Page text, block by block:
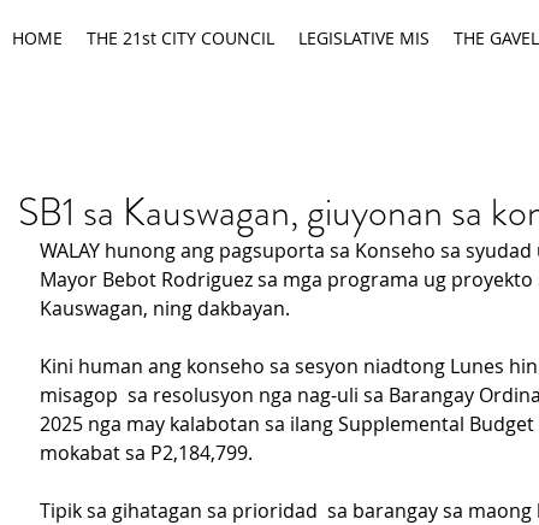
HOME THE 21st CITY COUNCIL LEGISLATIVE MIS THE GAVEL
SB1 sa Kauswagan, giuyonan sa
WALAY hunong ang pagsuporta sa Konseho sa
Mayor Bebot Rodriguez sa mga programa ug
Kauswagan, ning dakbayan.
Kini human ang konseho sa sesyon niadtong Lunes
misagop  sa resolusyon nga nag-uli sa Barangay
2025 nga may kalabotan sa ilang Supplemental
mokabat sa P2,184,799.
Tipik sa gihatagan sa prioridad  sa barangay sa